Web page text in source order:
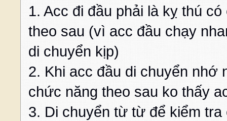
1. Acc đi đầu phải là kỵ thú
theo sau (vì acc đầu chạy
di chuyển kịp)
2. Khi acc đầu di chuyển nhớ
chức năng theo sau ko thấy
3. Di chuyển từ từ để kiểm